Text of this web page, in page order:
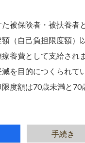
被保険者・被扶養者
（自己負担限度額）
養費として支給され
を目的につくられて
度額は70歳未満と70
手続き